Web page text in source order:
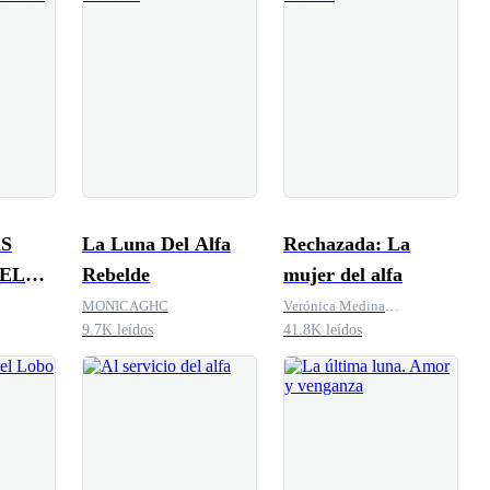
La Luna Del Alfa
Rebelde
MONICAGHC
9.7K leídos
Rechazada: La
mujer del alfa
Verónica Medina
(Nashell1D)
41.8K leídos